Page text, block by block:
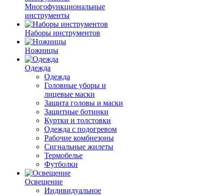
Многофункциональные
инструменты
Наборы инструментов
Ножницы
Одежда
Одежда
Головные уборы и
лицевые маски
Защита головы и маски
Защитные ботинки
Куртки и толстовки
Одежда с подогревом
Рабочие комбнезоны
Сигнальные жилеты
Термобелье
Футболки
Освещение
Индивидуальное